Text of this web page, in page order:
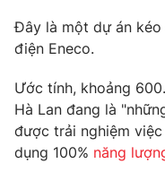
Câu chuyện quốc tế
Thị trường
Góc doanh nghiệp
Dữ liệu và đời sống
Phim VTV
Hậu trường
Giải trí
Điện ảnh
Đây là một dự án kéo
điện Eneco.
Ước tính, khoảng
Hà Lan đang là
được trải nghiệm
dụng 100% năng